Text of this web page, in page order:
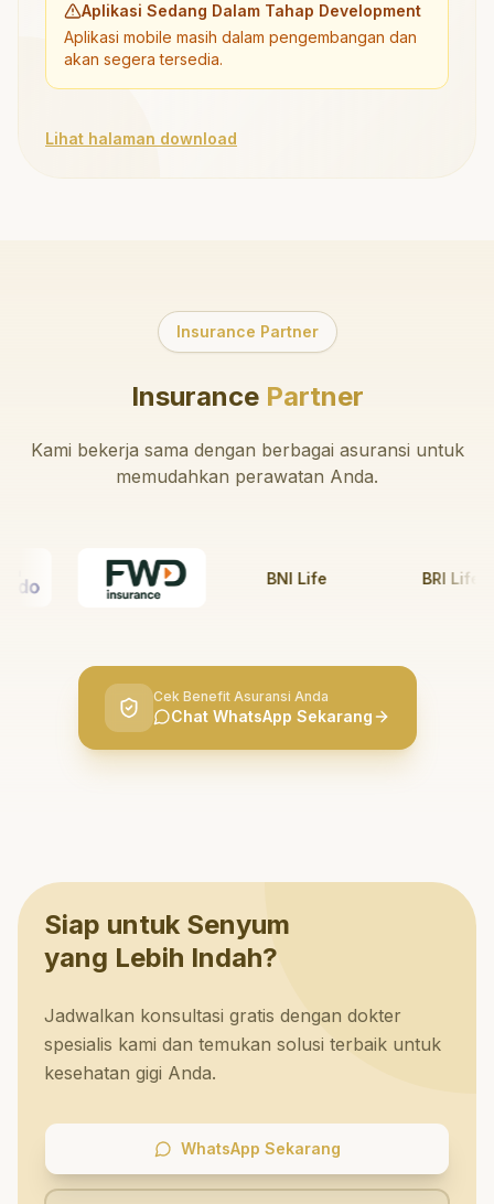
Aplikasi Sedang Dalam Tahap Development
Aplikasi mobile masih dalam pengembangan dan
akan segera tersedia.
Lihat halaman download
Insurance Partner
InsurancePartner
Kami bekerja sama dengan berbagai asuransi untuk
memudahkan perawatan Anda.
BNI Life BRI Life
Cek Benefit Asuransi Anda
Chat WhatsApp Sekarang
Siap untuk Senyum
yang Lebih Indah?
Jadwalkan konsultasi gratis dengan dokter
spesialis kami dan temukan solusi terbaik untuk
kesehatan gigi Anda.
WhatsApp Sekarang